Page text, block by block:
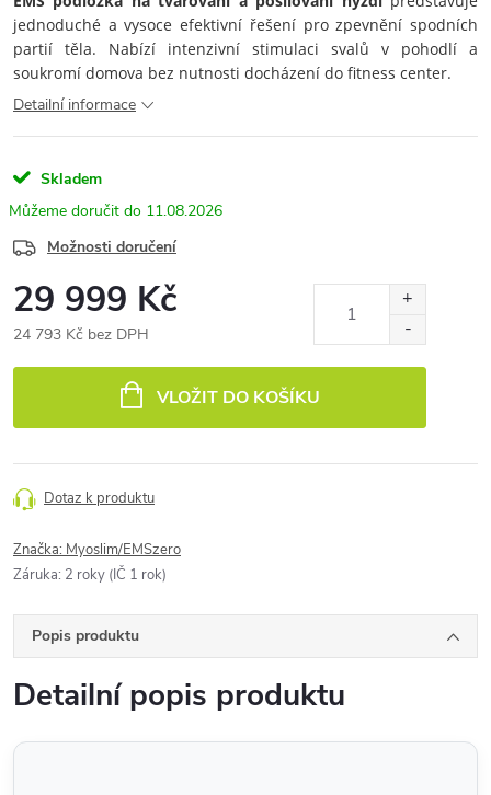
jednoduché a vysoce efektivní řešení pro zpevnění spodních
partií těla. Nabízí intenzivní stimulaci svalů v pohodlí a
soukromí domova bez nutnosti docházení do fitness center.
Detailní informace
Skladem
11.08.2026
Možnosti doručení
29 999 Kč
24 793 Kč bez DPH
VLOŽIT DO KOŠÍKU
Dotaz k produktu
Značka: Myoslim/EMSzero
Záruka: 2 roky (IČ 1 rok)
Popis produktu
Detailní popis produktu